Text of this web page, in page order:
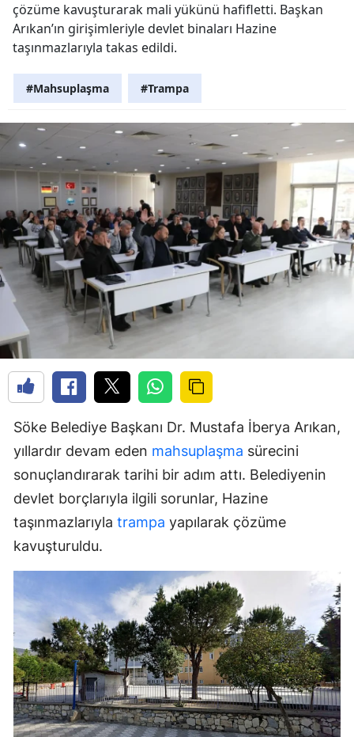
çözüme kavuşturarak mali yükünü hafifletti. Başkan
Arıkan’ın girişimleriyle devlet binaları Hazine
taşınmazlarıyla takas edildi.
#Mahsuplaşma #Trampa
Söke Belediye Başkanı Dr. Mustafa İberya Arıkan,
yıllardır devam eden mahsuplaşma sürecini
sonuçlandırarak tarihi bir adım attı. Belediyenin
devlet borçlarıyla ilgili sorunlar, Hazine
taşınmazlarıyla trampa yapılarak çözüme
kavuşturuldu.